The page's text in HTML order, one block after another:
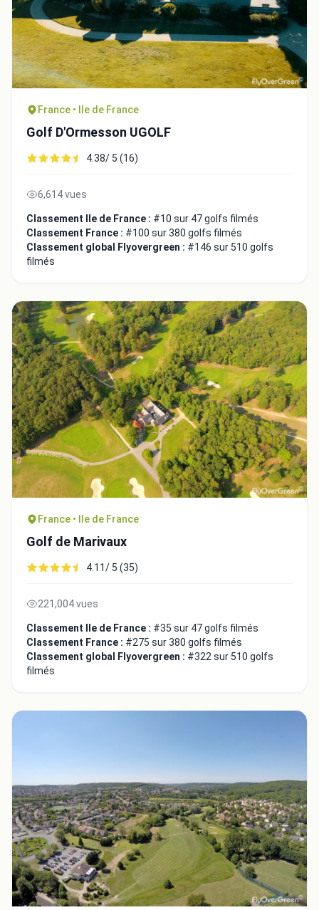
France • Ile de France
Golf D'Ormesson UGOLF
4.38/ 5 (16)
6,614 vues
Classement Ile de France : #10 sur 47 golfs filmés
Classement France : #100 sur 380 golfs filmés
Classement global Flyovergreen : #146 sur 510 golfs
filmés
France • Ile de France
Golf de Marivaux
4.11/ 5 (35)
221,004 vues
Classement Ile de France : #35 sur 47 golfs filmés
Classement France : #275 sur 380 golfs filmés
Classement global Flyovergreen : #322 sur 510 golfs
filmés